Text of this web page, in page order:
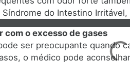
do Intestino
com o excesso de gases
ser preocupante quando
o médico pode